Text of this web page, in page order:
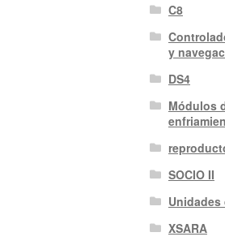
C8
y
DS4
Módulos
SOCIO II
Unidades
XSARA